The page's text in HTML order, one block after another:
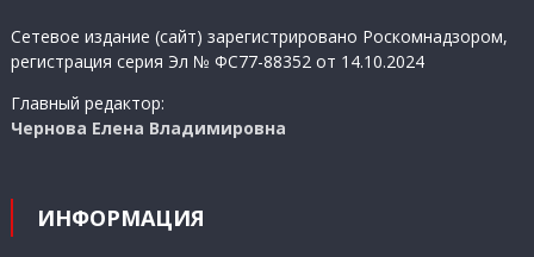
Сетевое издание (сайт) зарегистрировано Роскомнадзором,
регистрация серия Эл № ФС77-88352 от 14.10.2024
Главный редактор:
Чернова Елена Владимировна
ИНФОРМАЦИЯ